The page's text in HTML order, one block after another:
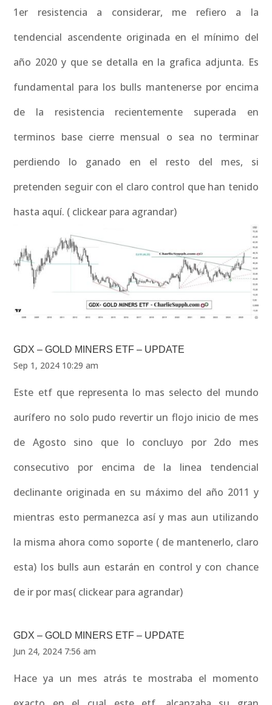
1er resistencia a considerar, me refiero a la
tendencial ascendente originada en el mínimo del
año 2020 y que se detalla en la grafica adjunta. Es
fundamental para los bulls mantenerse por encima
de la resistencia recientemente superada en
terminos base cierre mensual o sea no terminar
perdiendo lo ganado en el resto del mes, si
pretenden seguir con el claro control que han tenido
hasta aquí. ( clickear para agrandar)
GDX – GOLD MINERS ETF – UPDATE
Sep 1, 2024 10:29 am
Este etf que representa lo mas selecto del mundo
aurífero no solo pudo revertir un flojo inicio de mes
de Agosto sino que lo concluyo por 2do mes
consecutivo por encima de la linea tendencial
declinante originada en su máximo del año 2011 y
mientras esto permanezca así y mas aun utilizando
la misma ahora como soporte ( de mantenerlo, claro
esta) los bulls aun estarán en control y con chance
de ir por mas( clickear para agrandar)
GDX – GOLD MINERS ETF – UPDATE
Jun 24, 2024 7:56 am
Hace ya un mes atrás te mostraba el momento